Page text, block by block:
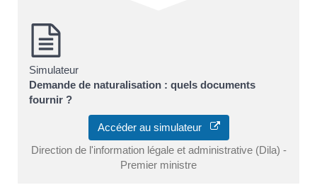
Simulateur
Demande de naturalisation : quels documents
fournir ?
Accéder au simulateur
Direction de l'information légale et administrative (Dila) -
Premier ministre